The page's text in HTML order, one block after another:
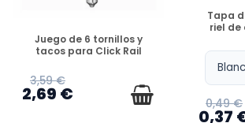
DISPONIBLE
Juego de 6 tornillos y
tacos para Click Rail
3,59 €
2,69 €
Tapa
riel de
0,49 €
0,37